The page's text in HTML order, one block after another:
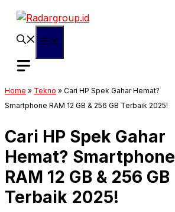
Langsung
Home » Tekno » Cari HP Spek Gahar Hemat?
Smartphone RAM 12 GB & 256 GB Terbaik 2025!
Cari HP Spek Gahar
Hemat? Smartphone
RAM 12 GB & 256 GB
Terbaik 2025!